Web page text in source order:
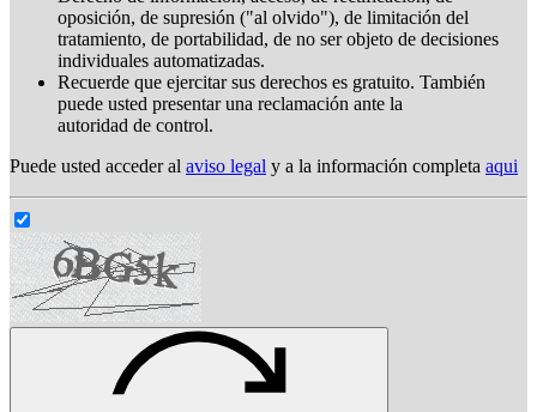
oposición, de supresión ("al olvido"), de limitación del
tratamiento, de portabilidad, de no ser objeto de decisiones
individuales automatizadas.
Recuerde que ejercitar sus derechos es gratuito. También
puede usted presentar una reclamación ante la
autoridad de control.
Puede usted acceder al aviso legal y a la información completa aqui